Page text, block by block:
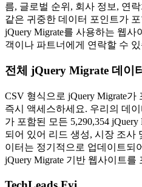
름, 글로벌 순위, 회사 정보, 연
같은 귀중한 데이터 포인트가
jQuery Migrate를 사용하는 웹
객이나 파트너에게 연락할 수
전체 jQuery Migrate 데이
CSV 형식으로 jQuery Migrate가
즉시 액세스하세요. 우리의 데
가 포함된 모든 5,290,354
되어 있어 리드 생성, 시장 조사
이터는 정기적으로 업데이트되
jQuery Migrate 기반 웹사이트를